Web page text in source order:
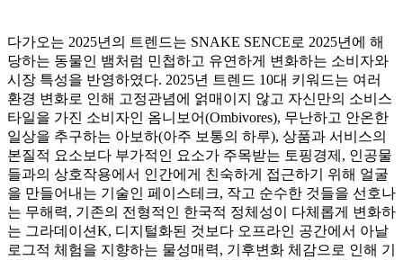
다가오는 2025년의 트렌드는 SNAKE SENCE로 2025년에 해
당하는 동물인 뱀처럼 민첩하고 유연하게 변화하는 소비자와
시장 특성을 반영하였다. 2025년 트렌드 10대 키워드는 여러
환경 변화로 인해 고정관념에 얽매이지 않고 자신만의 소비스
타일을 가진 소비자인 옴니보어(Ombivores), 무난하고 안온한
일상을 추구하는 아보하(아주 보통의 하루), 상품과 서비스의
본질적 요소보다 부가적인 요소가 주목받는 토핑경제, 인공물
들과의 상호작용에서 인간에게 친숙하게 접근하기 위해 얼굴
을 만들어내는 기술인 페이스테크, 작고 순수한 것들을 선호나
는 무해력, 기존의 전형적인 한국적 정체성이 다체롭게 변화하
는 그라데이션K, 디지털화된 것보다 오프라인 공간에서 아날
로그적 체험을 지향하는 물성매력, 기후변화 체감으로 인해 기